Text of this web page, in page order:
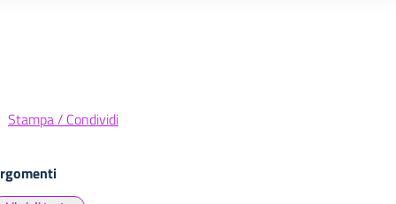
Stampa / Condividi